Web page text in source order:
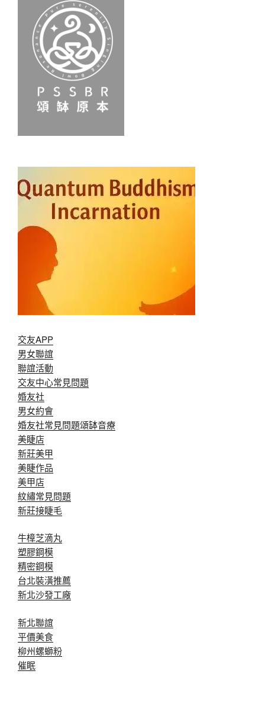
交友APP
男女聯誼
聯誼活動
交友中心常見問題
婚友社
男女約會
婚友社常見問題頌缽音療
美睫店
新莊美甲
美睫作品
美甲店
紋繡常見問題
新莊接睫毛
牛樟芝滴丸
塑膠鋼模
精密鋼模
台北裝潢推薦
新北沙發工廠
新北聯誼
平價美食
柳州螺螄粉
催眠